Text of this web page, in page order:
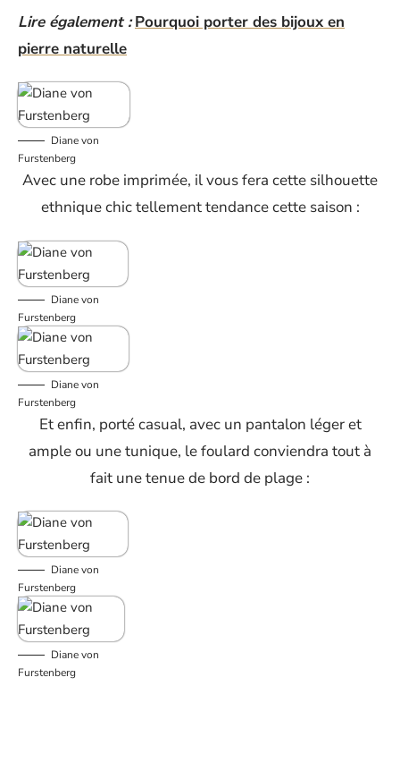
Lire également : Pourquoi porter des bijoux en
pierre naturelle
Diane von
Furstenberg
Avec une robe imprimée, il vous fera cette silhouette
ethnique chic tellement tendance cette saison :
Diane von
Furstenberg
Diane von
Furstenberg
Et enfin, porté casual, avec un pantalon léger et
ample ou une tunique, le foulard conviendra tout à
fait une tenue de bord de plage :
Diane von
Furstenberg
Diane von
Furstenberg